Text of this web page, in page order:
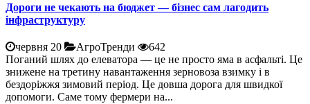
Дороги не чекають на бюджет — бізнес сам лагодить
інфраструктуру
червня 20 АгроТренди
642
Поганий шлях до елеватора — це не просто яма в асфальті. Це
знижене на третину навантаження зерновоза взимку і в
бездоріжжя зимовий період. Це довша дорога для швидкої
допомоги. Саме тому фермери на...